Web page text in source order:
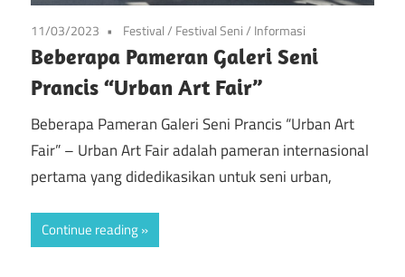
lainnya
11/03/2023 Festival/ Festival Seni/ Informasi
Beberapa Pameran Galeri Seni
Prancis “Urban Art Fair”
Beberapa Pameran Galeri Seni Prancis “Urban Art
Fair” – Urban Art Fair adalah pameran internasional
pertama yang didedikasikan untuk seni urban,
Continue reading